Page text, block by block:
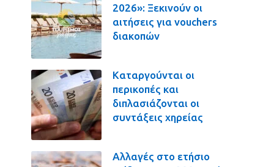
2026»: Ξεκινούν οι
αιτήσεις για vouchers
διακοπών
Καταργούνται οι
περικοπές και
διπλασιάζονται οι
συντάξεις χηρείας
Αλλαγές στο ετήσιο